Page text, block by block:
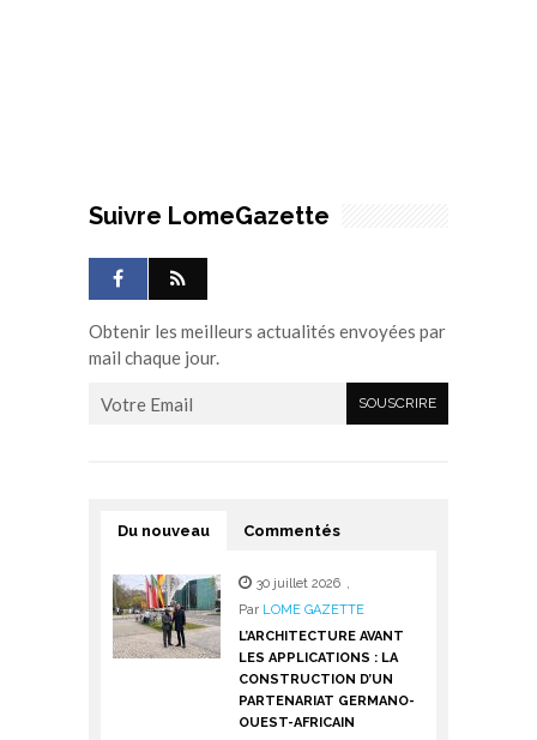
Suivre LomeGazette
Obtenir les meilleurs actualités envoyées par
mail chaque jour.
Du nouveau Commentés
30 juillet 2026 ,
Par LOME GAZETTE
L’ARCHITECTURE AVANT
LES APPLICATIONS : LA
CONSTRUCTION D’UN
PARTENARIAT GERMANO-
OUEST-AFRICAIN